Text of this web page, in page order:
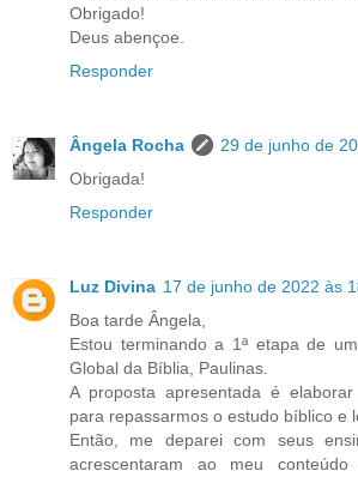
Obrigado!
Deus abençoe.
Responder
Ângela Rocha
29 de junho de
Obrigada!
Responder
Luz Divina 17 de junho de 2022 às
Boa tarde Ângela,
Estou terminando a 1ª etapa de
Global da Bíblia, Paulinas.
A proposta apresentada é
para repassarmos o estudo bíblico e
Então, me deparei com seus
acrescentaram ao meu